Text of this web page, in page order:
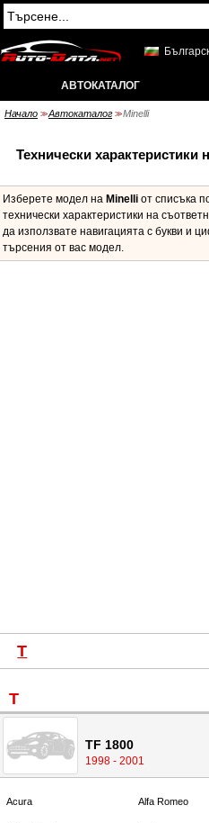
АВТОКАТАЛОГ
Начало >> Автокаталог >> Minelli
Технически
Изберете модел на Minelli от списъка
технически характеристики на
да използвате навигацията с букви и
търсения от вас модел.
T
T
TF 1800
1998 - 2001
Acura Alfa Romeo